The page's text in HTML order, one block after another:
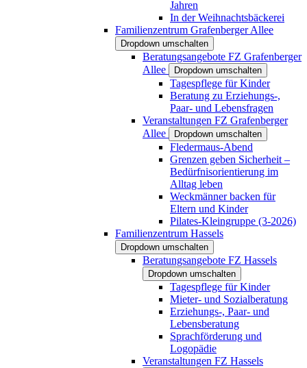
Jahren
In der Weihnachtsbäckerei
Familienzentrum Grafenberger Allee
Dropdown umschalten
Beratungsangebote FZ Grafenberger
Allee
Dropdown umschalten
Tagespflege für Kinder
Beratung zu Erziehungs-,
Paar- und Lebensfragen
Veranstaltungen FZ Grafenberger
Allee
Dropdown umschalten
Fledermaus-Abend
Grenzen geben Sicherheit –
Bedürfnisorientierung im
Alltag leben
Weckmänner backen für
Eltern und Kinder
Pilates-Kleingruppe (3-2026)
Familienzentrum Hassels
Dropdown umschalten
Beratungsangebote FZ Hassels
Dropdown umschalten
Tagespflege für Kinder
Mieter- und Sozialberatung
Erziehungs-, Paar- und
Lebensberatung
Sprachförderung und
Logopädie
Veranstaltungen FZ Hassels